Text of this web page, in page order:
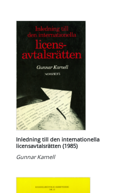
Inledning till den internationella
licensavtalsrätten (1985)
Gunnar Karnell